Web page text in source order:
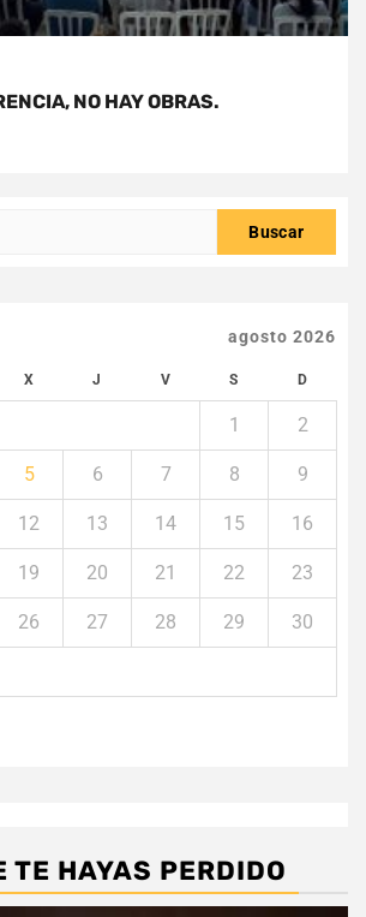
NO HAY OBRAS.
agosto 2026
X J V S D
1 2
5 6 7 8 9
12 13 14 15 16
19 20 21 22 23
26 27 28 29 30
TE HAYAS PERDIDO